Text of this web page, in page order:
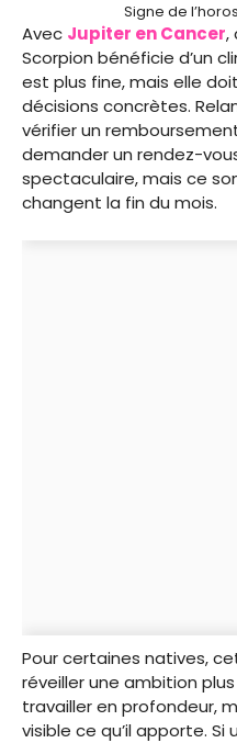
Signe de
Avec Jupiter en Cancer,
Scorpion bénéficie d’un
est plus fine, mais elle
décisions concrètes.
vérifier un
demander un rendez-
spectaculaire, mais ce
changent la fin du mois.
Pour certaines natives,
réveiller une ambition
travailler en profondeur,
visible ce qu’il apporte. Si